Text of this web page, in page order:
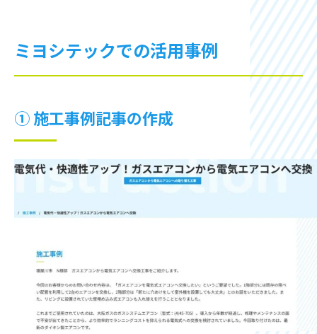
ミヨシテックでの活用事例
① 施工事例記事の作成